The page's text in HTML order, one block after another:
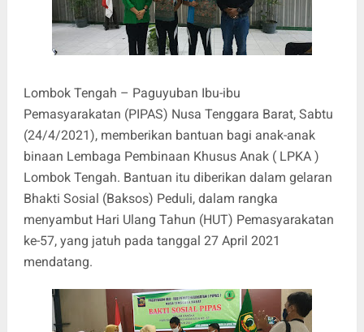
Lombok Tengah – Paguyuban Ibu-ibu
Pemasyarakatan (PIPAS) Nusa Tenggara Barat, Sabtu
(24/4/2021), memberikan bantuan bagi anak-anak
binaan Lembaga Pembinaan Khusus Anak ( LPKA )
Lombok Tengah. Bantuan itu diberikan dalam gelaran
Bhakti Sosial (Baksos) Peduli, dalam rangka
menyambut Hari Ulang Tahun (HUT) Pemasyarakatan
ke-57, yang jatuh pada tanggal 27 April 2021
mendatang.